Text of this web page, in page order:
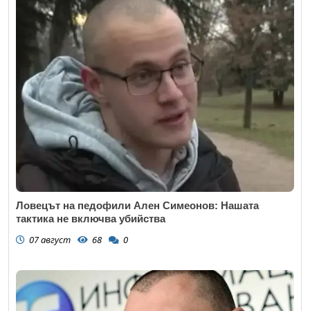
Ловецът на педофили Ален Симеонов: Нашата
тактика не включва убийства
07 август 68 0